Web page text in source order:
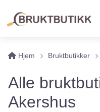
Hjem Bruktbutikker
Alle
Akershus